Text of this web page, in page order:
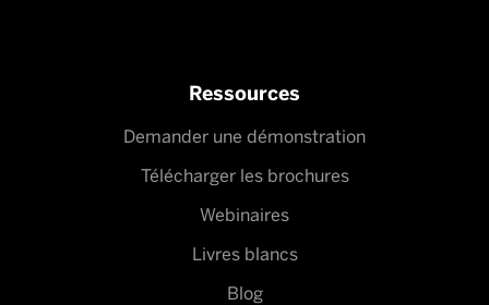
Ressources
Demander une démonstration
Télécharger les brochures
Webinaires
Livres blancs
Blog